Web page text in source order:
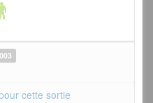
cette sortie